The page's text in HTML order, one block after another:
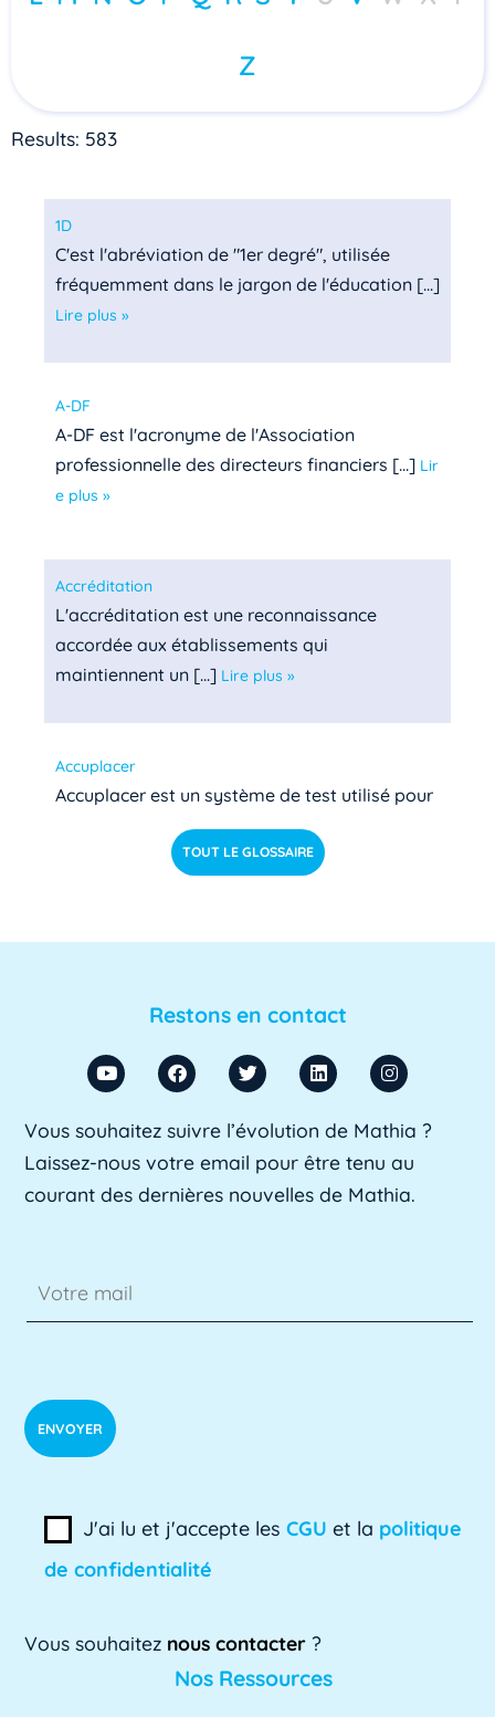
Z
Results: 583
1D
C'est l'abréviation de "1er degré", utilisée
fréquemment dans le jargon de l'éducation [...]
Lire plus »
A-DF
A-DF est l'acronyme de l'Association
professionnelle des directeurs financiers [...] Lir
e plus »
Accréditation
L'accréditation est une reconnaissance
accordée aux établissements qui
maintiennent un [...] Lire plus »
Accuplacer
Accuplacer est un système de test utilisé pour
déterminer si les étudiants de niveau [...]
ACU
d'Université. Il s'agit d'un fonctionnaire chargé
ADA SUP
ADA SUP est l'acronyme de l'Association
professionnelle des directeurs d'achats des [...]
ADSI
l'informatique [...]
ADSI-ESR est l'acronyme de l'Association
professionnelle des directeurs des systèmes
[...]Lire plus »
TOUT LE GLOSSAIRE
Restons en contact
Vous souhaitez suivre l’évolution de Mathia ?
Laissez-nous votre email pour être tenu au
courant des dernières nouvelles de Mathia.
J'ai lu et j'accepte lesCGU et la politique
de confidentialité
Vous souhaitez nous contacter ?
Nos Ressources